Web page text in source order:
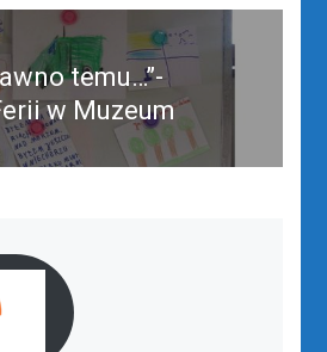
temu…”-
w Muzeum